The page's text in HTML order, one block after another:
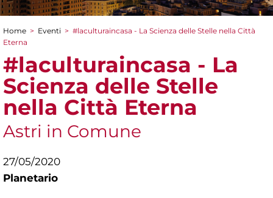
Tu sei qui
Home > Eventi > #laculturaincasa - La Scienza delle Stelle nella Città
Eterna
#laculturaincasa - La
Scienza delle Stelle
nella Città Eterna
Astri in Comune
27/05/2020
Planetario